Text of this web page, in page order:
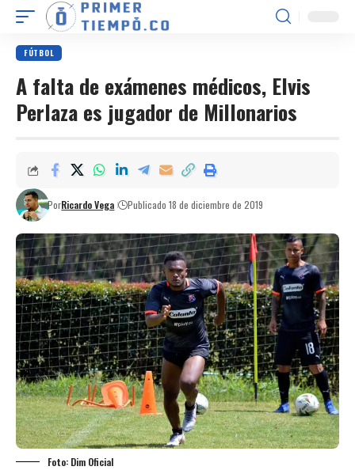
FÚTBOL
A falta de exámenes médicos, Elvis
Perlaza es jugador de Millonarios
PorRicardo Vega Publicado 18 de diciembre de 2019
Foto: Dim Oficial